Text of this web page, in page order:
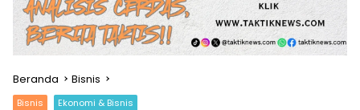
Beranda Bisnis
Bisnis Ekonomi & Bisnis